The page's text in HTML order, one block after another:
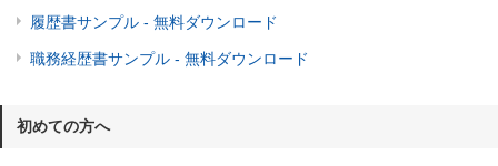
履歴書サンプル - 無料ダウンロード
職務経歴書サンプル - 無料ダウンロード
初めての方へ